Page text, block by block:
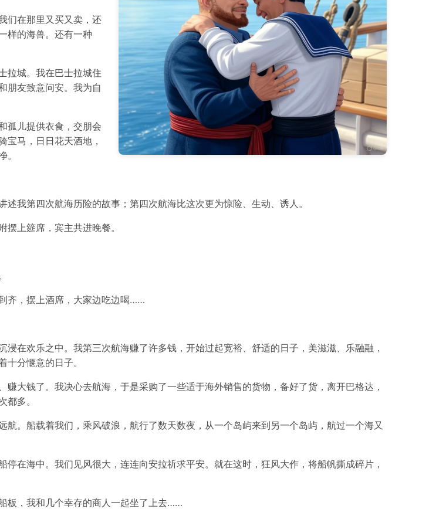
们在那里又买又卖，还
样的海兽。还有一种
拉城。我在巴士拉城住
朋友致意问安。我为自
孤儿提供衣食，交朋会
宝马，日日花天酒地，
我第四次航海历险的故事；第四次航海比这次更为惊险、生动、诱人。
上筵席，宾主共进晚餐。
齐，摆上酒席，大家边吃边喝……
在欢乐之中。我第三次航海赚了许多钱，开始过起宽裕、舒适的日子，美滋滋、乐融融，
分惬意的日子。
大钱了。我决心去航海，于是采购了一些适于海外销售的货物，备好了货，离开巴格达，
多。
。船载着我们，乘风破浪，航行了数天数夜，从一个岛屿来到另一个岛屿，航过一个海又
在海中。我们见风很大，连连向安拉祈求平安。就在这时，狂风大作，将船帆撕成碎片，
板，我和几个幸存的商人一起坐了上去……